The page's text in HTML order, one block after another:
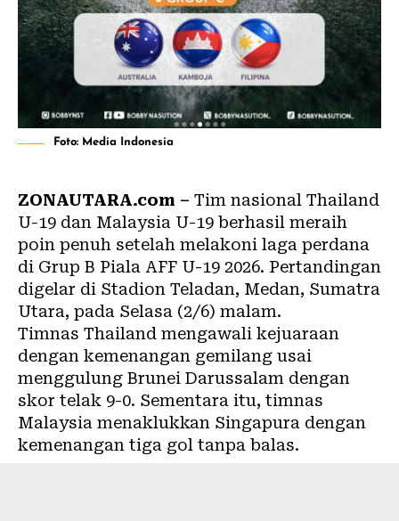
Foto: Media Indonesia
ZONAUTARA.com – Tim nasional Thailand
U-19 dan Malaysia U-19 berhasil meraih
poin penuh setelah melakoni laga perdana
di Grup B Piala AFF U-19 2026. Pertandingan
digelar di Stadion Teladan, Medan, Sumatra
Utara, pada Selasa (2/6) malam.
Timnas Thailand mengawali kejuaraan
dengan kemenangan gemilang usai
menggulung Brunei Darussalam dengan
skor telak 9-0. Sementara itu, timnas
Malaysia menaklukkan Singapura dengan
kemenangan tiga gol tanpa balas.